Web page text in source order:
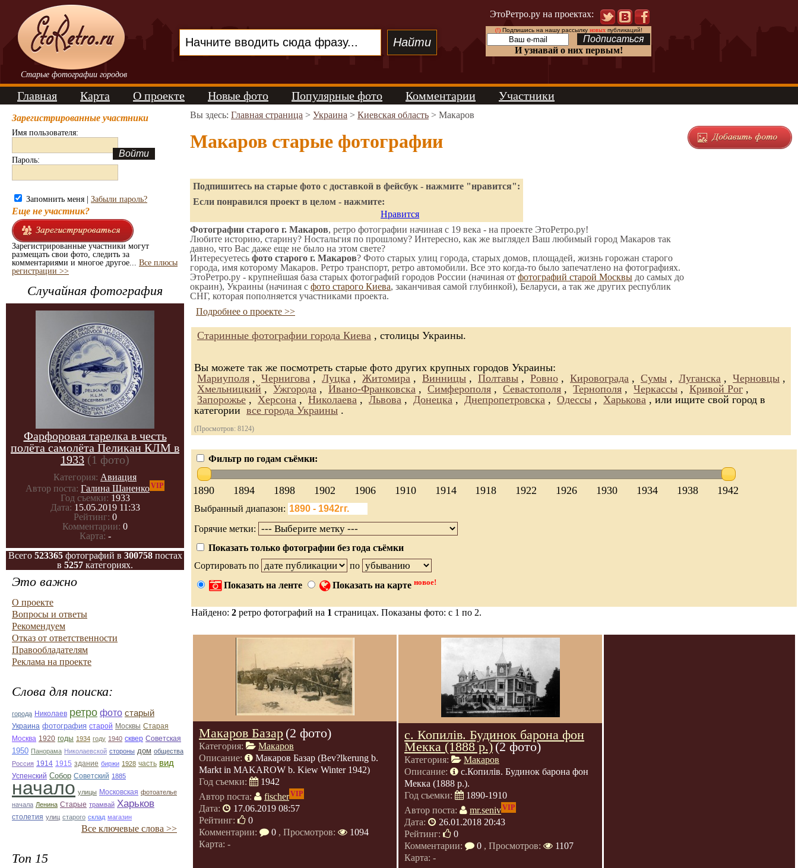
Старые фотографии городов
ЭтоРетро.ру на проектах:
(!)Подпишись на нашу рассылку новыхпубликаций!
И узнавай о них первым!
Главная Карта О проекте Новые фото Популярные фото Комментарии Участники
Зарегистрированные участники
Имя пользователя:
Пароль:
Запомнить меня | Забыли пароль?
Еще не участник?
Зарегистрированные участники могут
размещать свои фото, следить за
комментариями и многое другое... Все плюсы
регистрации >>
Случайная фотография
Фарфоровая тарелка в честь
полёта самолёта Пеликан КЛМ в
1933 (1 фото)
Категория: Авиация
Автор поста: Галина ШаненкоVIP
Год съемки: 1933
Дата: 15.05.2019 11:33
Рейтинг: 0
Комментарии: 0
Карта: -
Всего 523365фотографий в 300758постах
в 5257 категориях.
Это важно
О проекте
Вопросы и ответы
Рекомендуем
Отказ от ответственности
Правообладателям
Реклама на проекте
Слова для поиска:
города Николаев ретро фото старый
Украина фотография старой Москвы Старая
Москва 1920 годы 1934 году 1940 сквер Советская
1950 Панорама Николаевской стороны дом общества
Россия 1914 1915 здание биржи 1928 часть вид
Успенский Собор Советский 1885
начало улицы Московская фотоателье
начала Ленина Старые трамвай Харьков
столетия улиц старого склад магазин
Все ключевые слова >>
Топ 15
Вы здесь: Главная страница > Украина > Киевская область > Макаров
Макаров старые фотографии
Подпишитесь на старые фото с доставкой в фейсбук - нажмите "нравится":
Если понравился проект в целом - нажмите:
Нравится
Фотографии старого г. Макаров, ретро фотографии начиная с 19 века - на проекте ЭтоРетро.ру!
Любите историю, старину? Ностальгия по прошлому? Интересно, как же выглядел Ваш любимый город Макаров так
давно, что Вас даже еще не было на этом свете?
Интересуетесь фото старого г. Макаров? Фото старых улиц города, старых домов, площадей, жизнь горожан старого
города, имя которому Макаров. Ретро транспорт, ретро автомобили. Все это когда-то было запечатлено на фотографиях.
ЭтоРетро.ру - крупнейшая база старых фотографий городов России (начиная от фотографий старой Москвы до самых до
окраин), Украины (начиная с фото старого Киева, заканчивая самой глубинкой), Беларуси, а так же других республик
СНГ, которая пополняется участниками проекта.
Подробнее о проекте >>
Старинные фотографии города Киева , столицы Украины.
Вы можете так же посмотреть старые фото других крупных городов Украины:
Мариуполя , Чернигова , Луцка , Житомира , Винницы , Полтавы , Ровно , Кировограда , Сумы , Луганска , Черновцы ,
Хмельницкий , Ужгорода , Ивано-Франковска , Симферополя , Севастополя , Тернополя , Черкассы , Кривой Рог ,
Запорожье , Херсона , Николаева , Львова , Донецка , Днепропетровска , Одессы , Харькова , или ищите свой город в
категории все города Украины .
(Просмотров: 8124)
Фильтр по годам съёмки:
1890 1894 1898 1902 1906 1910 1914 1918 1922 1926 1930 1934 1938 1942
Выбранный диапазон:
Горячие метки:
Показать только фотографии без года съёмки
Сортировать по
по
Показать на ленте
Показать на карте новое!
Найдено: 2 ретро фотографий на 1 страницах. Показаны фото: с 1 по 2.
Макаров Базар (2 фото)
Категория:
Макаров
Описание:
Макаров Базар (Bev?lkerung b.
Markt in MAKAROW b. Kiew Winter 1942)
Год съемки:
1942
Автор поста:
fischerVIP
Дата:
17.06.2019 08:57
Рейтинг:
0
Комментарии:
0 , Просмотров:
1094
Карта: -
с. Копилів. Будинок барона фон
Мекка (1888 р.)(2 фото)
Категория:
Макаров
Описание:
с.Копилів. Будинок барона фон
Мекка (1888 р.).
Год съемки:
1890-1910
Автор поста:
mr.senivVIP
Дата:
26.01.2018 20:43
Рейтинг:
0
Комментарии:
0 , Просмотров:
1107
Карта: -